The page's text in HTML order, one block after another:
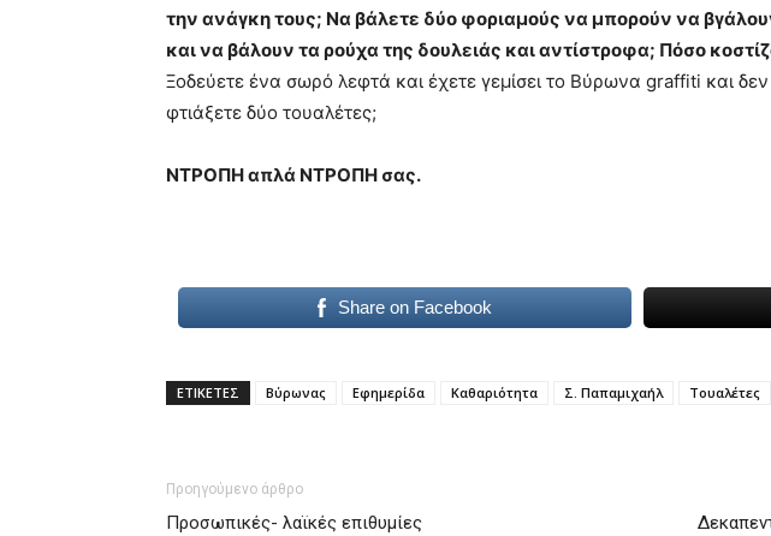
την ανάγκη τους; Να βάλετε δύο φοριαμούς να μπορούν να
και να βάλουν τα ρούχα της δουλειάς και αντίστροφα; Πόσο
Ξοδεύετε ένα σωρό λεφτά και έχετε γεμίσει το Βύρωνα graffiti και
φτιάξετε δύο τουαλέτες;
ΝΤΡΟΠΗ απλά ΝΤΡΟΠΗ σας.
Share on Facebook
ΕΤΙΚΕΤΕΣ Βύρωνας Εφημερίδα Καθαριότητα Σ. Παπαμιχαήλ Τουαλέτες
Προηγούμενο άρθρο
Προσωπικές- λαϊκές επιθυμίες